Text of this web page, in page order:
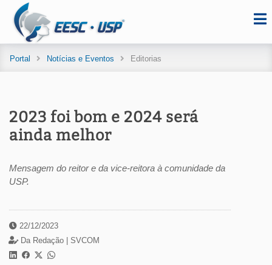
Portal Notícias e Eventos Editorias
2023 foi bom e 2024 será
ainda melhor
Mensagem do reitor e da vice-reitora à comunidade da
USP.
22/12/2023
Da Redação | SVCOM